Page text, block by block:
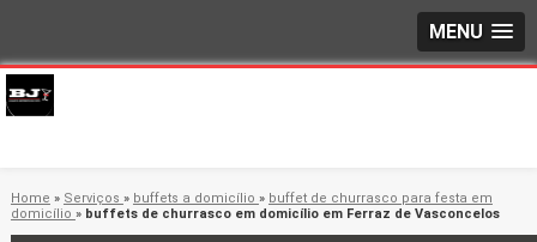
MENU
Home » Serviços » buffets a domicílio » buffet de churrasco para festa em
domicílio » buffets de churrasco em domicílio em Ferraz de Vasconcelos